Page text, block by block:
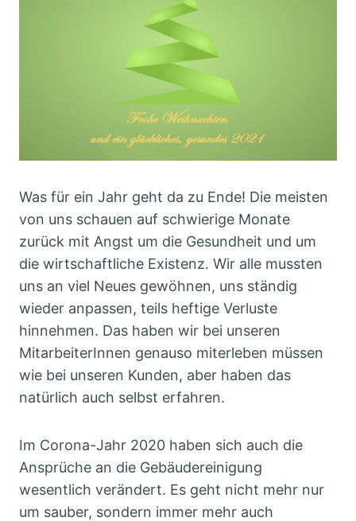
Was für ein Jahr geht da zu Ende! Die meisten
von uns schauen auf schwierige Monate
zurück mit Angst um die Gesundheit und um
die wirtschaftliche Existenz. Wir alle mussten
uns an viel Neues gewöhnen, uns ständig
wieder anpassen, teils heftige Verluste
hinnehmen. Das haben wir bei unseren
MitarbeiterInnen genauso miterleben müssen
wie bei unseren Kunden, aber haben das
natürlich auch selbst erfahren.
Im Corona-Jahr 2020 haben sich auch die
Ansprüche an die Gebäudereinigung
wesentlich verändert. Es geht nicht mehr nur
um sauber, sondern immer mehr auch